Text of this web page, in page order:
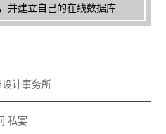
并建立自己的在线数据库
计事务所
私宴